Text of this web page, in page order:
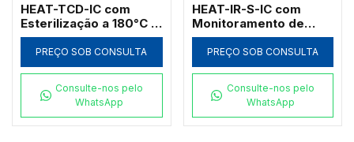
HEAT-TCD-IC com
Esterilização a 180°C e
Sensor TCD
PREÇO SOB CONSULTA
Consulte-nos pelo
WhatsApp
HEAT-IR-S-IC com
Monitoramento de
Umidade
PREÇO SOB CONSULTA
Consulte-nos pelo
WhatsApp